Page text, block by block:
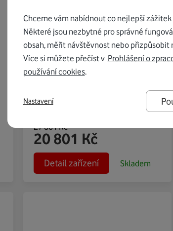
Sony BRAVIA 3 K75S35B
černá
Přivezte si kino domů.
Zvýhodnění
27 801Kč
20 801 Kč
Detail zařízení Skladem
Chceme vám nabídnout co nejlepší
Některé jsou nezbytné pro správné
obsah, měřit návštěvnost nebo
Více si můžete přečíst v Prohlášení o
používání cookies.
Nastavení